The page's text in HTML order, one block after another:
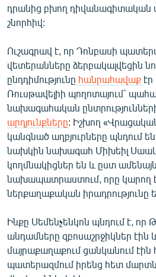
դրանից բխող դիվանագիտական
շնորհիվ:
Ուշագրավ է, որ Դոնբասի
վետերանները ձերբակալվեցին
ընդդիմությունը հանրահավաք
Ռուսթավելիի պողոտայում`
նախագահական
արդյունքները: Իշխող
կանգնած աղբյուրները պնդում
նախկին նախագահ Միխեիլ
կողմնակիցներ են և ըստ
նախապատրաստում, որը կարող
ներքաղաքական իրադրությունը
Ինքը Սեմենչենկոն պնդում է, որ
անդամները զբոսաշրջիկներ
մայրաքաղաքում ցանկանում էին
պատերազմում իրենց հետ